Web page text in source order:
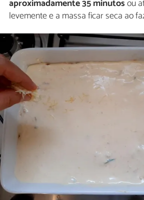
aproximadamente 35 minutosou
levemente e a massa ficar seca ao